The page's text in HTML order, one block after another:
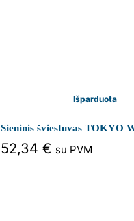
Išparduota
Sieninis šviestuvas TOKYO
52,34 € su PVM